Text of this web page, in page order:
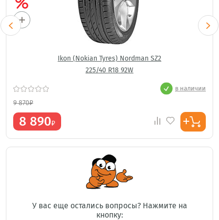
Ikon (Nokian Tyres) Nordman SZ2
225/40 R18 92W
в наличии
9 870₽
8 890₽
У вас еще остались вопросы? Нажмите на
кнопку: